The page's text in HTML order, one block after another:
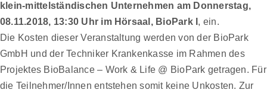
klein-mittelständischen Unternehmen am Donnerstag,
08.11.2018, 13:30 Uhr im Hörsaal, BioPark I , ein.
Die Kosten dieser Veranstaltung werden von der BioPark
GmbH und der Techniker Krankenkasse im Rahmen des
Projektes BioBalance – Work & Life @ BioPark getragen. Für
die Teilnehmer/Innen entstehen somit keine Unkosten. Zur